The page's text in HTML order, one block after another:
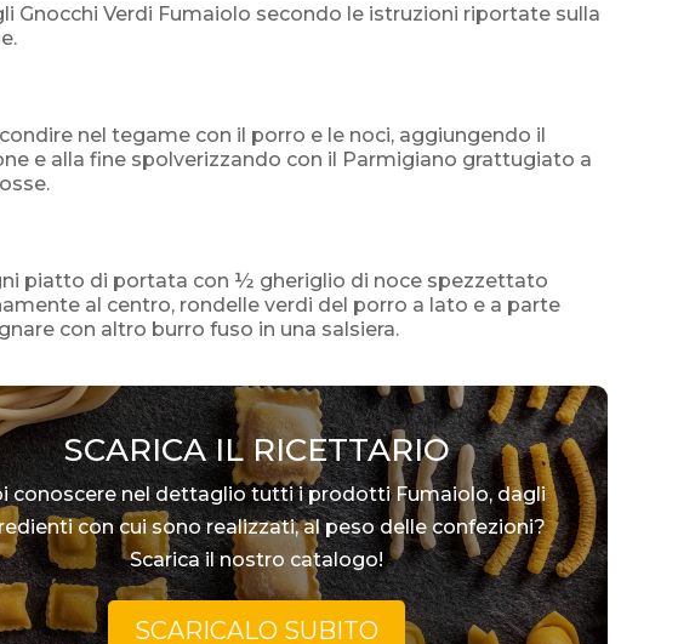
Gnocchi Verdi Fumaiolo secondo le istruzioni riportate sulla
nel tegame con il porro e le noci, aggiungendo il
e alla fine spolverizzando con il Parmigiano grattugiato a
piatto di portata con ½ gheriglio di noce spezzettato
al centro, rondelle verdi del porro a lato e a parte
con altro burro fuso in una salsiera.
SCARICA IL RICETTARIO
conoscere nel dettaglio tutti i prodotti Fumaiolo, dagli
con cui sono realizzati, al peso delle confezioni?
Scarica il nostro catalogo!
SCARICALO SUBITO